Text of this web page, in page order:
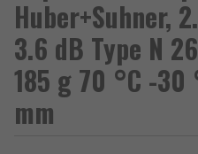
Huber+Suhner,
3.6 dB Type N
185 g 70 °C -30
mm